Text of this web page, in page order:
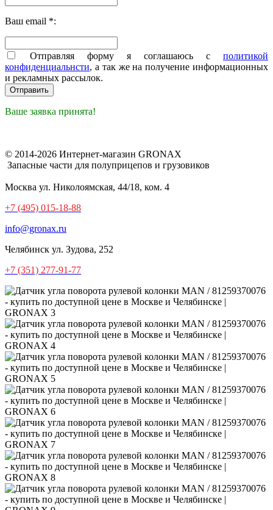
Ваш email *:
Отправляя форму я соглашаюсь с политикой
конфиденциальнсти, а так же на получение информационных
и рекламных рассылок.
Ваше заявка принята!
© 2014-2026 Интернет-магазин GRONAX
Запасные части для полуприцепов и грузовиков
Москва ул. Николоямская, 44/18, ком. 4
+7 (495) 015-18-88
info@gronax.ru
Челябинск ул. Зудова, 252
+7 (351) 277-91-77